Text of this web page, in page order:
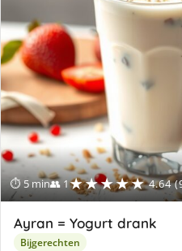
⏱ 5 min👥 1★★★★★ 4.64
Ayran = Yogurt drank
Bijgerechten